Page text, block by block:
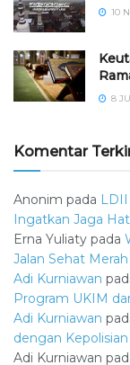
10
8
Komentar
Anonim pada
Ingatkan Jaga
Erna Yuliaty pada
Jalan Sehat
Adi Kurniawan
Program UKIM
Adi Kurniawan
dengan Kepolisian
Adi Kurniawan